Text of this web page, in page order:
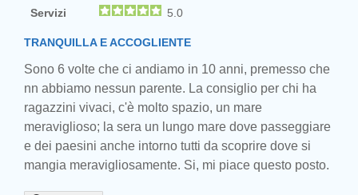
Servizi
5.0
TRANQUILLA E ACCOGLIENTE
Sono 6 volte che ci andiamo in 10 anni, premesso che
nn abbiamo nessun parente. La consiglio per chi ha
ragazzini vivaci, c'è molto spazio, un mare
meraviglioso; la sera un lungo mare dove passeggiare
e dei paesini anche intorno tutti da scoprire dove si
mangia meravigliosamente. Si, mi piace questo posto.